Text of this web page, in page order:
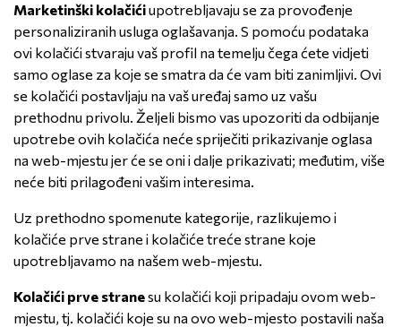
Marketinški kolačićiupotrebljavaju se za provođenje
personaliziranih usluga oglašavanja. S pomoću podataka
ovi kolačići stvaraju vaš profil na temelju čega ćete vidjeti
samo oglase za koje se smatra da će vam biti zanimljivi. Ovi
se kolačići postavljaju na vaš uređaj samo uz vašu
prethodnu privolu. Željeli bismo vas upozoriti da odbijanje
upotrebe ovih kolačića neće spriječiti prikazivanje oglasa
na web-mjestu jer će se oni i dalje prikazivati; međutim, više
neće biti prilagođeni vašim interesima.
Uz prethodno spomenute kategorije, razlikujemo i
kolačiće prve strane i kolačiće treće strane koje
upotrebljavamo na našem web-mjestu.
Kolačići prve stranesu kolačići koji pripadaju ovom web-
mjestu, tj. kolačići koje su na ovo web-mjesto postavili naša